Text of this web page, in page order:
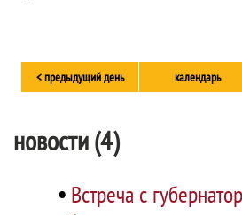
< предыдущий день календарь
новости (4)
• Встреча с